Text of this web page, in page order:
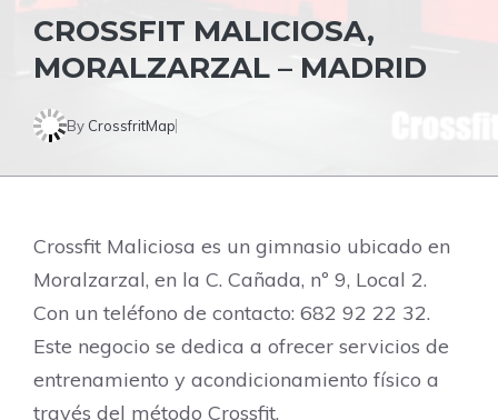
CROSSFIT MALICIOSA,
MORALZARZAL – MADRID
By CrossfritMap
Crossfit Maliciosa es un gimnasio ubicado en
Moralzarzal, en la C. Cañada, nº 9, Local 2.
Con un teléfono de contacto: 682 92 22 32.
Este negocio se dedica a ofrecer servicios de
entrenamiento y acondicionamiento físico a
través del método Crossfit.